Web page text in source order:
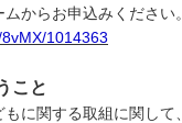
からお申込みください。
1014363
こと
に関する取組に関して